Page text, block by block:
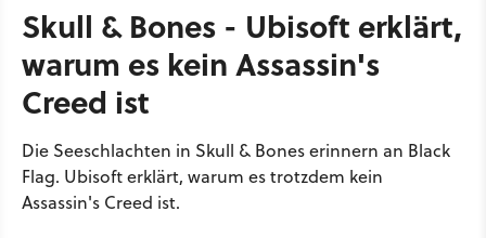
Skull & Bones - Ubisoft erklärt,
warum es kein Assassin's
Creed ist
Die Seeschlachten in Skull & Bones erinnern an Black
Flag. Ubisoft erklärt, warum es trotzdem kein
Assassin's Creed ist.